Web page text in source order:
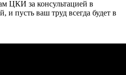
ЦКИ за консультацией в
и пусть ваш труд всегда будет в